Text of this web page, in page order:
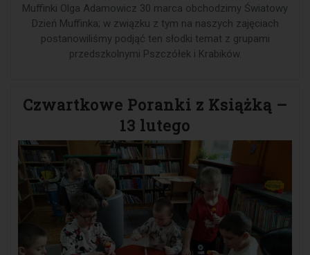
Muffinki Olga Adamowicz 30 marca obchodzimy Światowy
Dzień Muffinka; w związku z tym na naszych zajęciach
postanowiliśmy podjąć ten słodki temat z grupami
przedszkolnymi Pszczółek i Krabików.
Czwartkowe Poranki z Książką –
13 lutego